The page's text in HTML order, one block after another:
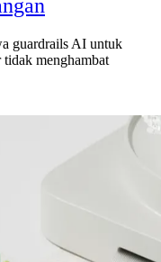
guardrails AI untuk
menghambat